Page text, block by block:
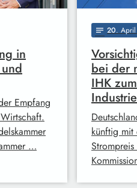
in
Empfang
…
notes 20.
bei der
IHK zum
künftig mit
Strompreis